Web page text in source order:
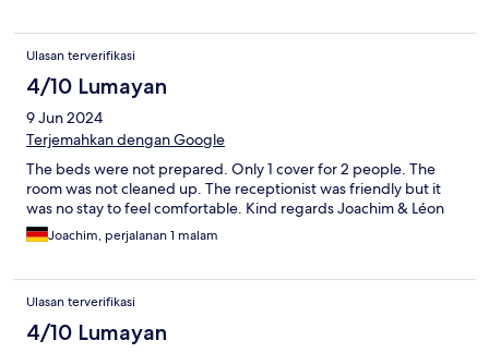
Ulasan terverifikasi
4/10 Lumayan
9 Jun 2024
Terjemahkan dengan Google
The beds were not prepared. Only 1 cover for 2 people. The
room was not cleaned up. The receptionist was friendly but it
was no stay to feel comfortable. Kind regards Joachim & Léon
Joachim, perjalanan 1 malam
Ulasan terverifikasi
4/10 Lumayan